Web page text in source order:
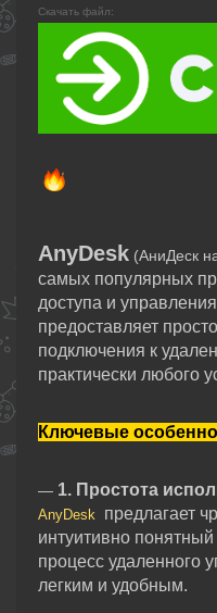
Скачать файл:
AnyDesk (АниДеск
самых популярных
доступа и
предоставляет
подключения к
практически любого
Ключевые
— 1. Простота
AnyDesk предлагает
интуитивно
процесс удаленного
легким и удобным.